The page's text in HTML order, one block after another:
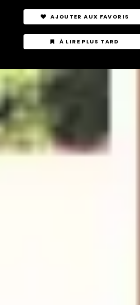
AJOUTER AUX FAVORIS
À LIRE PLUS TARD